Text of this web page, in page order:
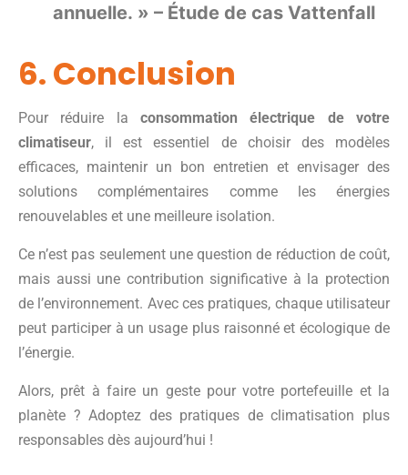
annuelle. » – Étude de cas Vattenfall
6. Conclusion
Pour réduire la consommation électrique de votre
climatiseur, il est essentiel de choisir des modèles
efficaces, maintenir un bon entretien et envisager des
solutions complémentaires comme les énergies
renouvelables et une meilleure isolation.
Ce n’est pas seulement une question de réduction de coût,
mais aussi une contribution significative à la protection
de l’environnement. Avec ces pratiques, chaque utilisateur
peut participer à un usage plus raisonné et écologique de
l’énergie.
Alors, prêt à faire un geste pour votre portefeuille et la
planète ? Adoptez des pratiques de climatisation plus
responsables dès aujourd’hui !